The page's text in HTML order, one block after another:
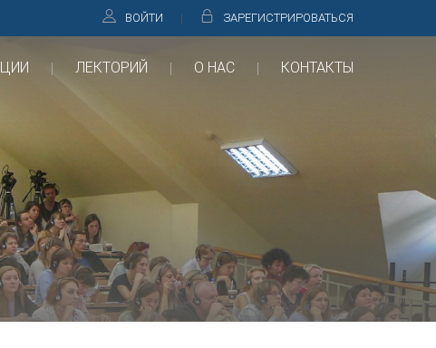
ВОЙТИ ЗАРЕГИСТРИРОВАТЬСЯ
ЛЕКТОРИЙ О НАС КОНТАКТЫ